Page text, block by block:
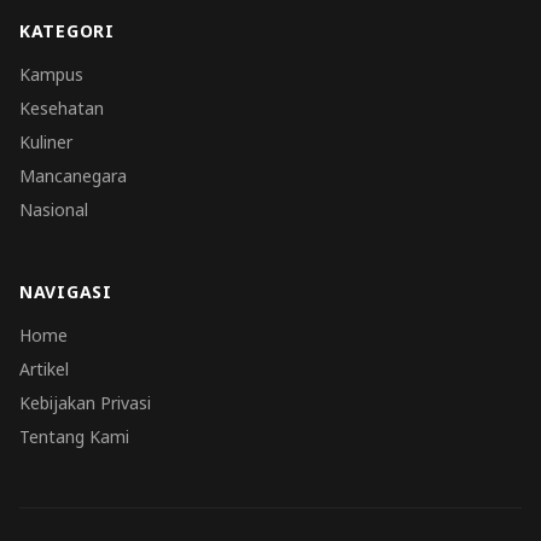
KATEGORI
Kampus
Kesehatan
Kuliner
Mancanegara
Nasional
NAVIGASI
Home
Artikel
Kebijakan Privasi
Tentang Kami